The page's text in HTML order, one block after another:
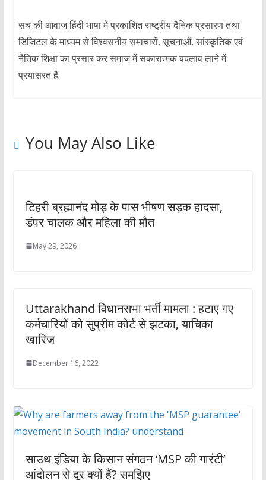
सच की आवाज हिंदी भाषा मे प्रकाशित राष्ट्रीय दैनिक प्रसारण तथा
डिजिटल के माध्यम से विश्वसनीय समाचारों, सूचनाओं, सांस्कृतिक एवं
नैतिक शिक्षा का प्रसार कर समाज में सकारात्मक बदलाव लाने में
प्रयासरत है.
You May Also Like
टिहरी ब्रह्मानंद मोड़ के पास भीषण सड़क हादसा,
डंपर चालक और महिला की मौत
May 29, 2026
Uttarakhand विधानसभा भर्ती मामला : हटाए गए
कर्मचारियों को सुप्रीम कोर्ट से झटका, याचिका
खारिज
December 16, 2022
साउथ इंडिया के किसान संगठन ‘MSP की गारंटी’
आंदोलन से दूर क्यों हैं? समझिए